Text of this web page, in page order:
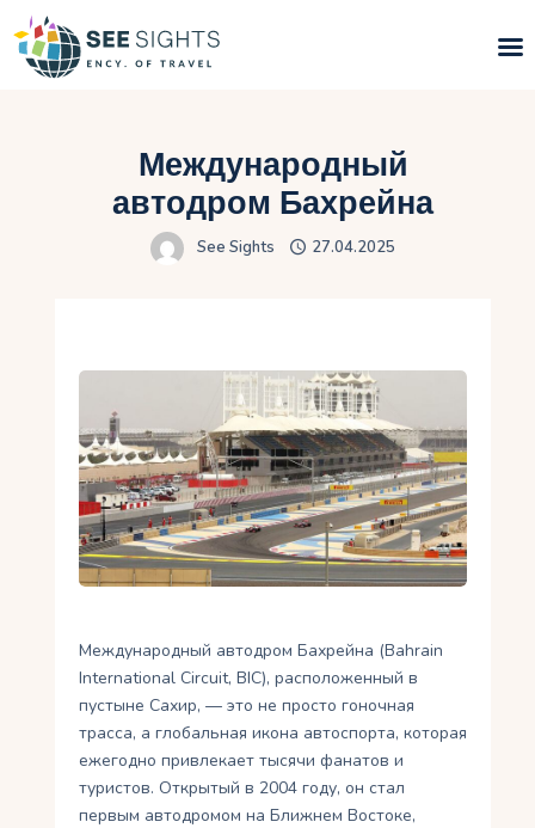
Горящие туры
Типы Туров
Инфо
Блог
Контакты
Укр
Международный
автодром Бахрейна
See Sights 27.04.2025
Международный автодром Бахрейна (Bahrain
International Circuit, BIC), расположенный в
пустыне Сахир, — это не просто гоночная
трасса, а глобальная икона автоспорта, которая
ежегодно привлекает тысячи фанатов и
туристов. Открытый в 2004 году, он стал
первым автодромом на Ближнем Востоке,